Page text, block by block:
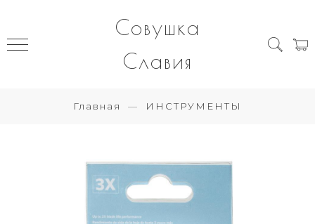
Совушка
Славия
Главная ИНСТРУМЕНТЫ